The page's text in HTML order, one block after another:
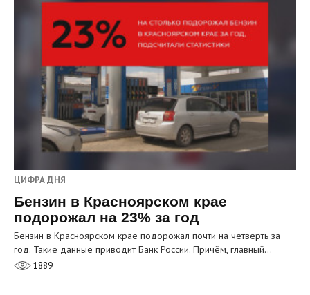
ЦИФРА ДНЯ
Бензин в Красноярском крае
подорожал на 23% за год
Бензин в Красноярском крае подорожал почти на четверть за
год. Такие данные приводит Банк России. Причём, главный…
1889